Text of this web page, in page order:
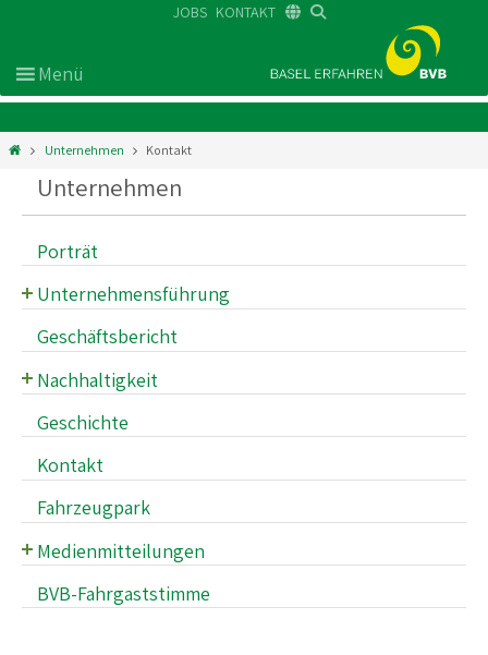
JOBS KONTAKT
Unternehmen Kontakt
Unternehmen
Porträt
Unternehmensführung
Verwaltungsrat
Geschäftsleitung
Geschäftsbericht
Nachhaltigkeit
Fahrgastsicherheit und -gesundheit
Klimaschutz
Flexible Mobilität
Nachhaltige Beschaffung
Geschichte
Kontakt
Fahrzeugpark
Medienmitteilungen
Archiv der Medienmitteilungen
BVB-Fahrgaststimme